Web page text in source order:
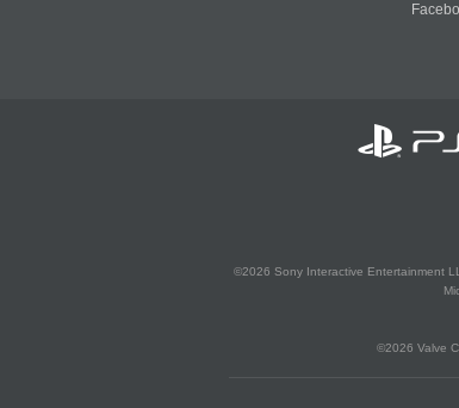
©2026 Sony Interactive Entertainment
©2026 Valve